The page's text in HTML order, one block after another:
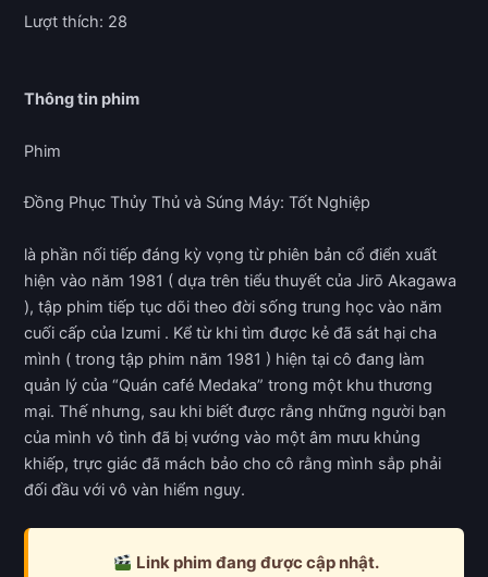
Lượt thích: 28
Thông tin phim
Phim
Đồng Phục Thủy Thủ và Súng Máy: Tốt Nghiệp
là phần nối tiếp đáng kỳ vọng từ phiên bản cổ điển xuất
hiện vào năm 1981 ( dựa trên tiểu thuyết của Jirō Akagawa
), tập phim tiếp tục dõi theo đời sống trung học vào năm
cuối cấp của Izumi . Kể từ khi tìm được kẻ đã sát hại cha
mình ( trong tập phim năm 1981 ) hiện tại cô đang làm
quản lý của “Quán café Medaka” trong một khu thương
mại. Thế nhưng, sau khi biết được rằng những người bạn
của mình vô tình đã bị vướng vào một âm mưu khủng
khiếp, trực giác đã mách bảo cho cô rằng mình sắp phải
đối đầu với vô vàn hiểm nguy.
Link phim đang được cập nhật.